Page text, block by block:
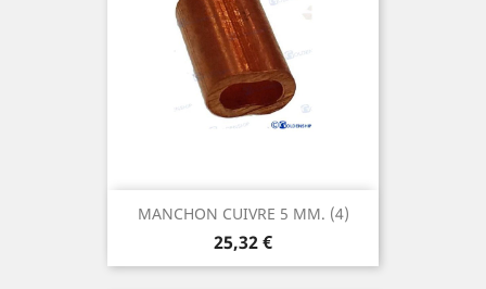
MANCHON CUIVRE 5 MM. (4)
Prix
25,32 €